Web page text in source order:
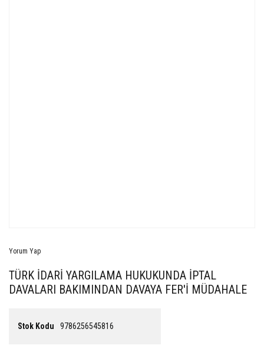
Yorum Yap
TÜRK İDARİ YARGILAMA HUKUKUNDA İPTAL
DAVALARI BAKIMINDAN DAVAYA FER'İ MÜDAHALE
Stok Kodu 9786256545816